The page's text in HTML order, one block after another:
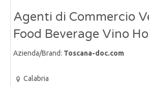
Agenti di Commercio
Food Beverage Vino
Azienda/Brand: Toscana-doc.com
Calabria